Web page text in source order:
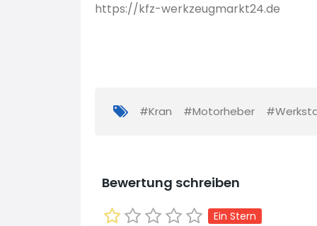
https://kfz-werkzeugmarkt24.de
#Kran #Motorheber
Bewertung schreiben
Ein Stern